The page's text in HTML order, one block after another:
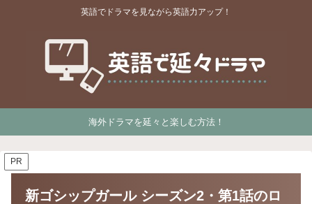
英語でドラマを見ながら英語力アップ！
海外ドラマを延々と楽しむ方法！
PR
新ゴシップガール シーズン2・第1話のロ